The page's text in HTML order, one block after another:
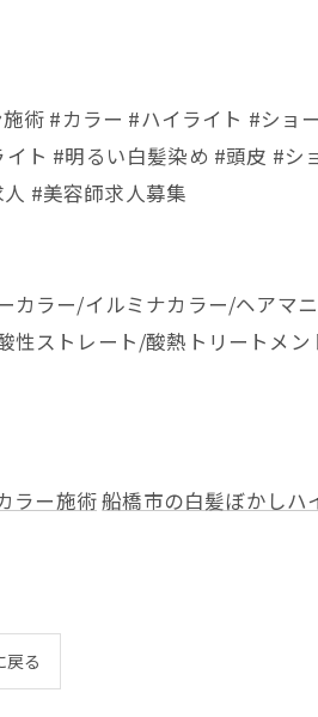
術 #カラー #ハイライト #ショ
#明るい白髪染め #頭皮 #シ
#美容師求人募集
ラー/イルミナカラー/ヘアマ
ストレート/酸熱トリートメ
ラー施術船橋市の白髪ぼかしハ
戻る